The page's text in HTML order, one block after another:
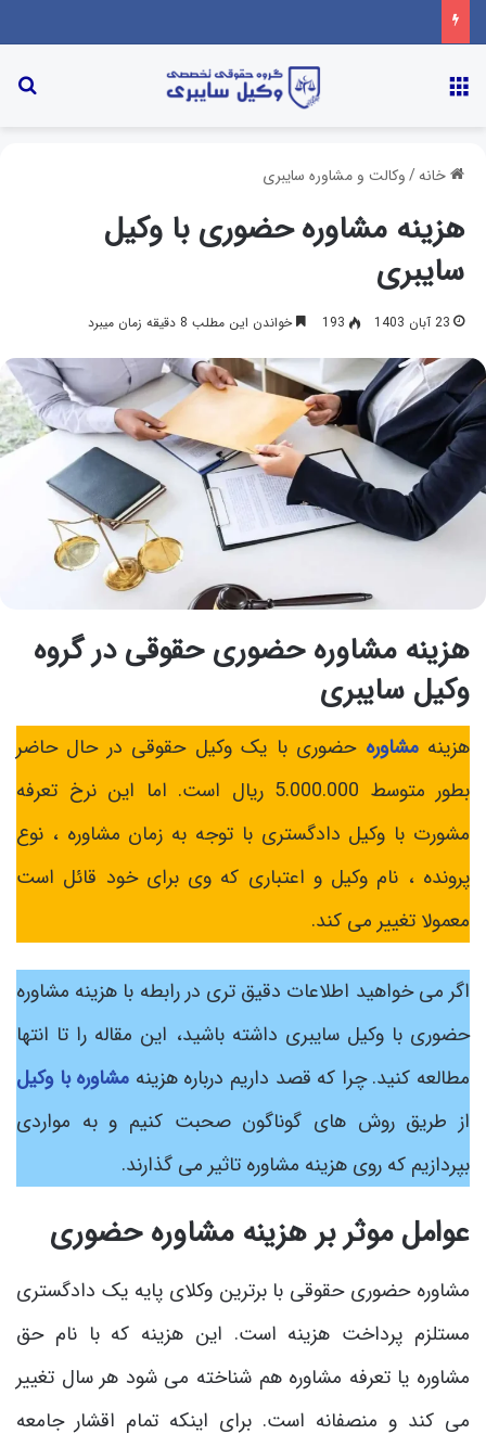
خانه/وکالت و مشاوره سایبری
هزینه مشاوره حضوری با وکیل
سایبری
23 آبان 1403 193 خواندن این مطلب 8 دقیقه زمان میبرد
هزینه مشاوره حضوری حقوقی در گروه
وکیل سایبری
هزینهمشاورهحضوری با یک وکیل حقوقی در حال حاضر
بطور متوسط 5.000.000 ریال است. اما این نرخ تعرفه
مشورت با وکیل دادگستری با توجه به زمان مشاوره ، نوع
پرونده ، نام وکیل و اعتباری که وی برای خود قائل است
معمولا تغییر می ‌کند.
اگر می‌ خواهید اطلاعات دقیق ‌تری در رابطه با هزینه مشاوره
حضوری با وکیل سایبری داشته باشید، این مقاله را تا انتها
مطالعه کنید. چرا که قصد داریم درباره هزینه مشاوره با وکیل
از طریق روش‌ های گوناگون صحبت کنیم و به مواردی
بپردازیم که روی هزینه مشاوره تاثیر می ‌گذارند.
عوامل موثر بر هزینه مشاوره حضوری
مشاوره حضوری حقوقی با برترین وکلای پایه یک دادگستری
مستلزم پرداخت هزینه است. این هزینه که با نام حق
مشاوره یا تعرفه مشاوره هم شناخته می ‌شود هر سال تغییر
می ‌کند و منصفانه است. برای اینکه تمام اقشار جامعه